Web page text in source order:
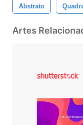
Abstrato
Artes